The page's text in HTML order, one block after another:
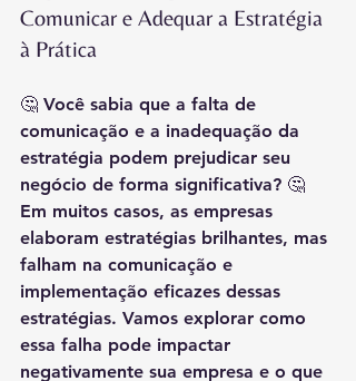
Comunicar e Adequar a Estratégia
à Prática
🤔 Você sabia que a falta de
comunicação e a inadequação da
estratégia podem prejudicar seu
negócio de forma significativa? 🤔
Em muitos casos, as empresas
elaboram estratégias brilhantes, mas
falham na comunicação e
implementação eficazes dessas
estratégias. Vamos explorar como
essa falha pode impactar
negativamente sua empresa e o que